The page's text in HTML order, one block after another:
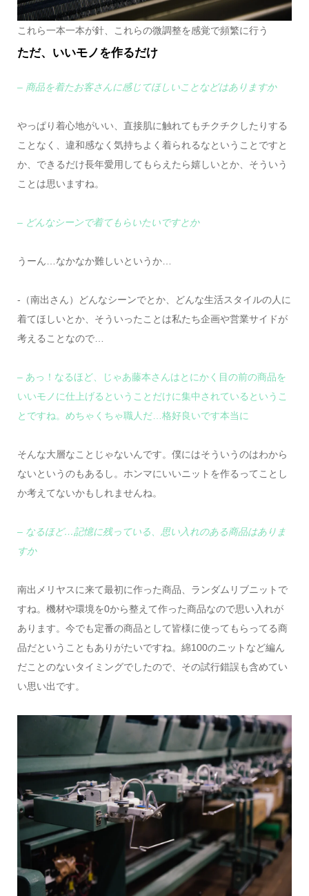
これら一本一本が針、これらの微調整を感覚で頻繁に行う
ただ、いいモノを作るだけ
– 商品を着たお客さんに感じてほしいことなどはありますか
やっぱり着心地がいい、直接肌に触れてもチクチクしたりする
ことなく、違和感なく気持ちよく着られるなということですと
か、できるだけ長年愛用してもらえたら嬉しいとか、そういう
ことは思いますね。
– どんなシーンで着てもらいたいですとか
うーん…なかなか難しいというか…
-（南出さん）どんなシーンでとか、どんな生活スタイルの人に
着てほしいとか、そういったことは私たち企画や営業サイドが
考えることなので…
– あっ！なるほど、じゃあ藤本さんはとにかく目の前の商品を
いいモノに仕上げるということだけに集中されているというこ
とですね。めちゃくちゃ職人だ…格好良いです本当に
そんな大層なことじゃないんです。僕にはそういうのはわから
ないというのもあるし。ホンマにいいニットを作るってことし
か考えてないかもしれませんね。
– なるほど…記憶に残っている、思い入れのある商品はありま
すか
南出メリヤスに来て最初に作った商品、ランダムリブニットで
すね。機材や環境を0から整えて作った商品なので思い入れが
あります。今でも定番の商品として皆様に使ってもらってる商
品だということもありがたいですね。綿100のニットなど編ん
だことのないタイミングでしたので、その試行錯誤も含めてい
い思い出です。